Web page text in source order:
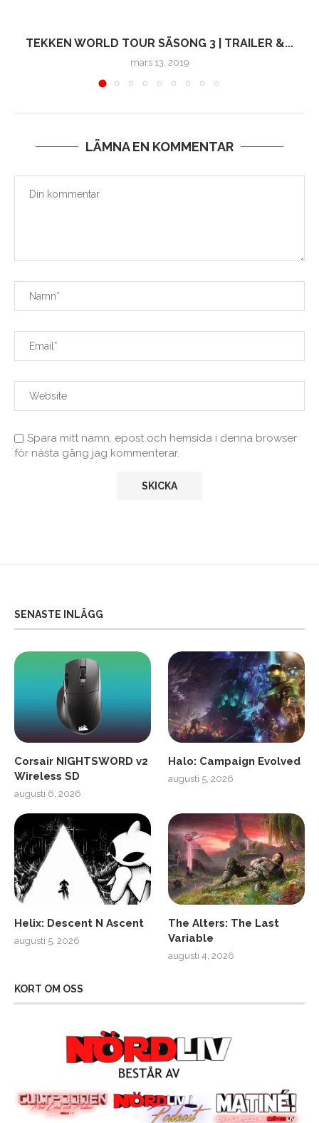
TEKKEN WORLD TOUR SÄSONG 3 | TRAILER &...
mars 13, 2019
LÄMNA EN KOMMENTAR
Spara mitt namn, epost och hemsida i denna browser
för nästa gång jag kommenterar.
SENASTE INLÄGG
Corsair NIGHTSWORD v2
Wireless SD
augusti 6, 2026
Halo: Campaign Evolved
augusti 5, 2026
Helix: Descent N Ascent
augusti 5, 2026
The Alters: The Last
Variable
augusti 4, 2026
KORT OM OSS